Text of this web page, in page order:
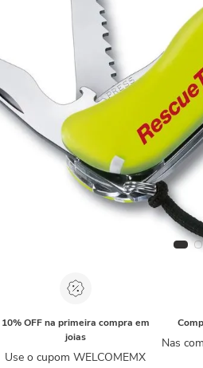
10% OFF na primeira compra em
joias
Use o cupom WELCOMEMX
Nas